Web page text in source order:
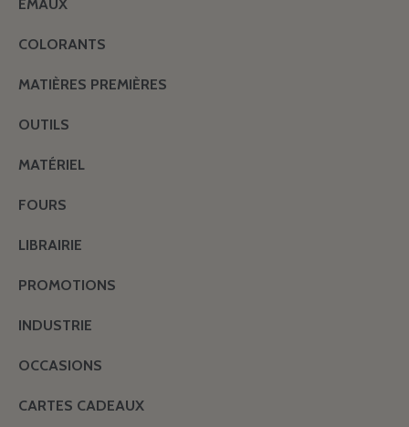
ÉMAUX
COLORANTS
MATIÈRES PREMIÈRES
OUTILS
MATÉRIEL
FOURS
LIBRAIRIE
PROMOTIONS
INDUSTRIE
OCCASIONS
CARTES CADEAUX